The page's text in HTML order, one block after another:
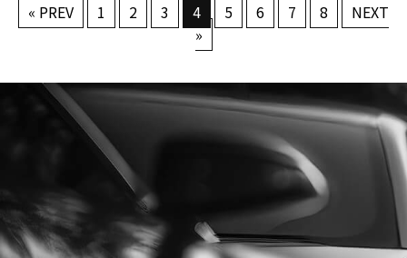
« PREV 1 2 3 4 5 6 7 8
NEXT
»